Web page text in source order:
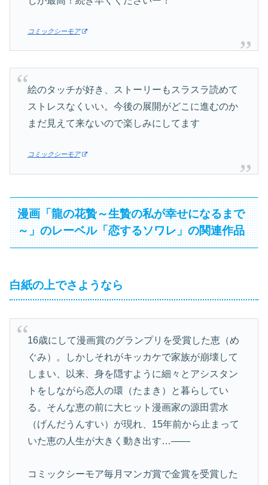
コミックシーモア
絵のタッチが好き、ストーリーもスラスラ読めて
ストレスなくいい。今後の展開がどこに進むのか
まだ見えて来ないので楽しみにしてます
コミックシーモア
漫画「龍の花贄～生贄の私が幸せになるまで
～」のレーベル「恋するソワレ」の関連作品
白紙の上でさようなら
16歳にして漫画賞のグランプリを受賞した恵（め
ぐみ）。しかしそれがキッカケで家族が崩壊して
しまい、以来、身を隠すように細々とアシスタン
トをしながら恋人の環（たまき）と暮らしてい
る。そんな恵の前に大ヒット漫画家の源田雲水
（げんだうんすい）が現れ、15年前から止まって
いた恵の人生が大きく動き出す…――
コミックシーモア毎月マンガ賞で金賞を受賞した